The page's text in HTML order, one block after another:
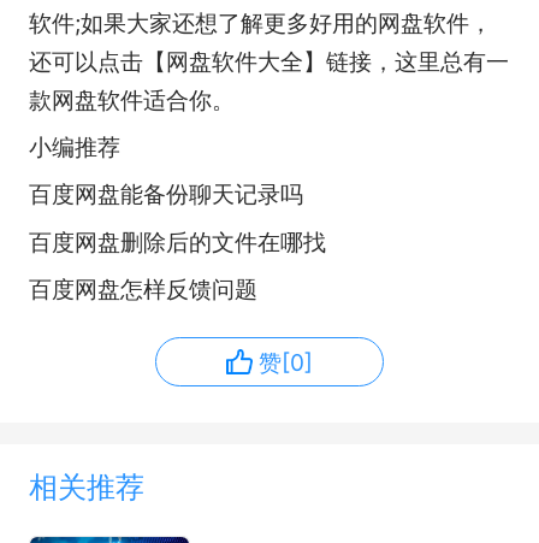
软件;如果大家还想了解更多好用的网盘软件，
还可以点击【网盘软件大全】链接，这里总有一
款网盘软件适合你。
小编推荐
百度网盘能备份聊天记录吗
百度网盘删除后的文件在哪找
百度网盘怎样反馈问题
赞[0]
相关推荐